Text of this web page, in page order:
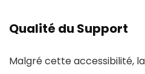
Qualité du Support
Malgré cette accessibilité,